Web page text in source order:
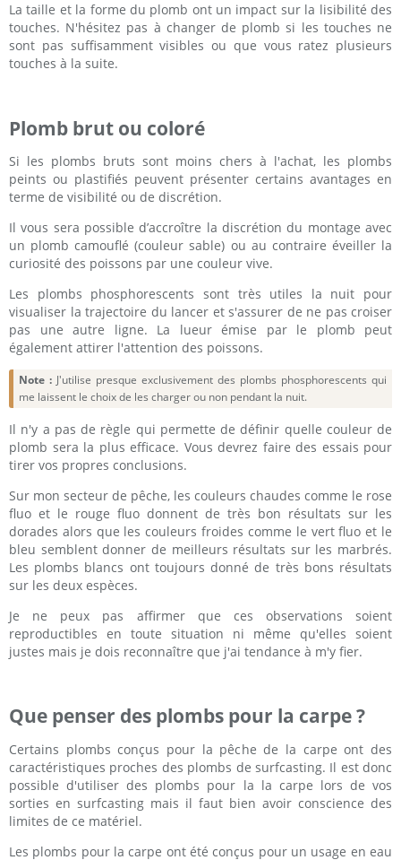
La taille et la forme du plomb ont un impact sur la lisibilité des
touches. N'hésitez pas à changer de plomb si les touches ne
sont pas suffisamment visibles ou que vous ratez plusieurs
touches à la suite.
Plomb brut ou coloré
Si les plombs bruts sont moins chers à l'achat, les plombs
peints ou plastifiés peuvent présenter certains avantages en
terme de visibilité ou de discrétion.
Il vous sera possible d’accroître la discrétion du montage avec
un plomb camouflé (couleur sable) ou au contraire éveiller la
curiosité des poissons par une couleur vive.
Les plombs phosphorescents sont très utiles la nuit pour
visualiser la trajectoire du lancer et s'assurer de ne pas croiser
pas une autre ligne. La lueur émise par le plomb peut
également attirer l'attention des poissons.
Note : J'utilise presque exclusivement des plombs phosphorescents qui
me laissent le choix de les charger ou non pendant la nuit.
Il n'y a pas de règle qui permette de définir quelle couleur de
plomb sera la plus efficace. Vous devrez faire des essais pour
tirer vos propres conclusions.
Sur mon secteur de pêche, les couleurs chaudes comme le rose
fluo et le rouge fluo donnent de très bon résultats sur les
dorades alors que les couleurs froides comme le vert fluo et le
bleu semblent donner de meilleurs résultats sur les marbrés.
Les plombs blancs ont toujours donné de très bons résultats
sur les deux espèces.
Je ne peux pas affirmer que ces observations soient
reproductibles en toute situation ni même qu'elles soient
justes mais je dois reconnaître que j'ai tendance à m'y fier.
Que penser des plombs pour la carpe ?
Certains plombs conçus pour la pêche de la carpe ont des
caractéristiques proches des plombs de surfcasting. Il est donc
possible d'utiliser des plombs pour la la carpe lors de vos
sorties en surfcasting mais il faut bien avoir conscience des
limites de ce matériel.
Les plombs pour la carpe ont été conçus pour un usage en eau